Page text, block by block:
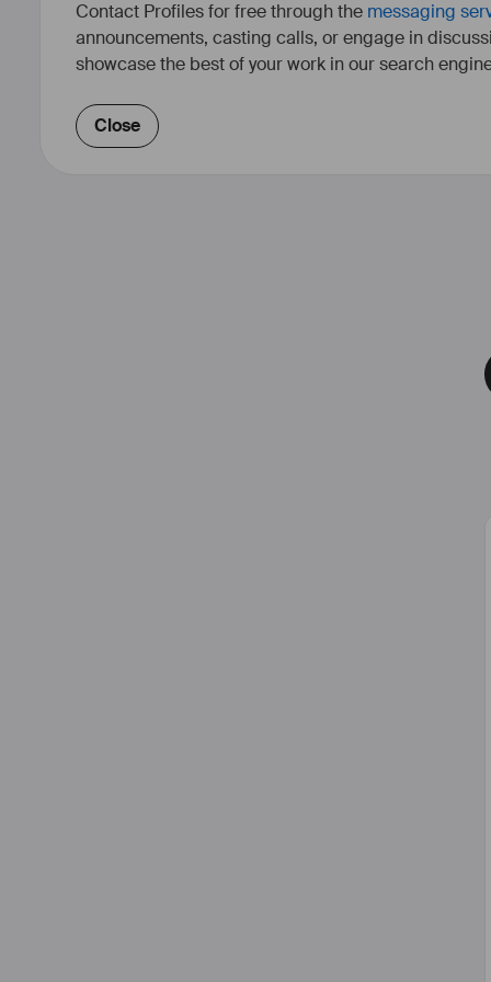
Contact Profiles for free through the messaging
announcements, casting calls, or engage in
showcase the best of your work in our search
Close